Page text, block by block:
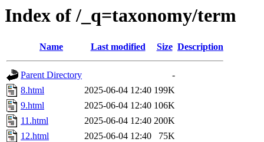
Index of /_q=taxonomy/term
Name Last modified Size Description
Parent Directory
-
8.html
2025-06-04 12:40 199K
9.html
2025-06-04 12:40 106K
11.html
2025-06-04 12:40 200K
12.html
2025-06-04 12:40
75K